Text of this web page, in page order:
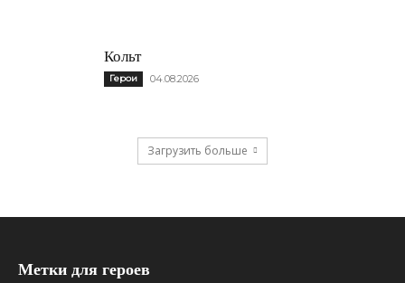
Кольт
Герои 04.08.2026
Загрузить больше
Метки для героев